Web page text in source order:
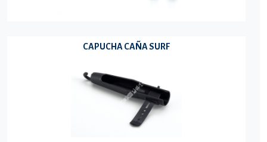
CAPUCHA CAÑA SURF